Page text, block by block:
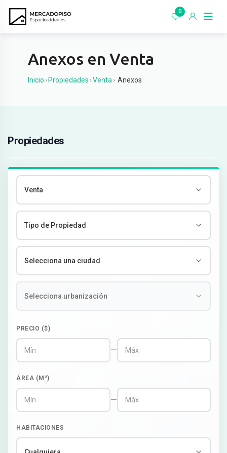
0
Anexos en Venta
Inicio › Propiedades ›Venta › Anexos
Propiedades
PRECIO ($)
—
ÁREA (M²)
—
HABITACIONES